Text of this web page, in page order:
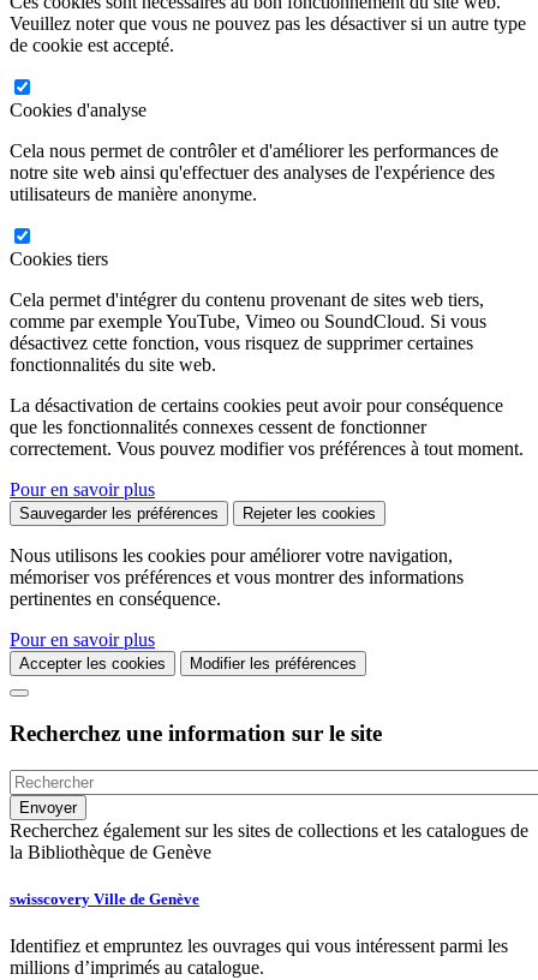
Veuillez noter que vous ne pouvez pas les désactiver si un autre type
de cookie est accepté.
Cookies d'analyse
Cela nous permet de contrôler et d'améliorer les performances de
notre site web ainsi qu'effectuer des analyses de l'expérience des
utilisateurs de manière anonyme.
Cookies tiers
Cela permet d'intégrer du contenu provenant de sites web tiers,
comme par exemple YouTube, Vimeo ou SoundCloud. Si vous
désactivez cette fonction, vous risquez de supprimer certaines
fonctionnalités du site web.
La désactivation de certains cookies peut avoir pour conséquence
que les fonctionnalités connexes cessent de fonctionner
correctement. Vous pouvez modifier vos préférences à tout moment.
Pour en savoir plus
Sauvegarder les préférences Rejeter les cookies
Nous utilisons les cookies pour améliorer votre navigation,
mémoriser vos préférences et vous montrer des informations
pertinentes en conséquence.
Pour en savoir plus
Accepter les cookies Modifier les préférences
Recherchez une information sur le site
Recherchez également sur les sites de collections et les catalogues de
la Bibliothèque de Genève
swisscovery Ville de Genève
Identifiez et empruntez les ouvrages qui vous intéressent parmi les
millions d’imprimés au catalogue.